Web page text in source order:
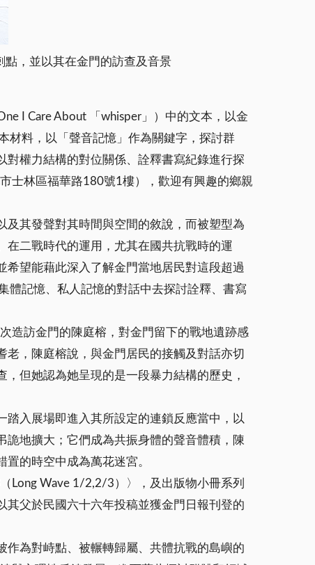
點，並以其在金門的訪查及音景
I Care About 「whisper」）中的文本，以金
材料，以「聲音記憶」作為關鍵字，探討群
權力結構的對位關係、詮釋書寫紀錄進行探
士林區福華路180號1樓），歡迎有興趣的鄉親
及其發聲對其時間與空間的敘說，而被塑型為
二戰時代的運用，尤其在國共抗戰時的運
望能藉此深入了解金門當地居民對這段超過
體記憶、私人記憶的對話中去探討詮釋、書寫
造訪金門的陳庭榕，對金門留下的戰地遺跡感
，陳庭榕說，與金門居民的接觸及對話亦切
但她認為她呈現的是一段暴力結構的歷史，
入展場即進入其所設定的連鎖反應當中，以
地擴大；它們成為共振身體的聲音體積，陳
的時空中成為萬花迷宮。
Long Wave 1/2,2/3）〉，及出版物小冊系列
其父於民國六十六年投稿並獲金門日報刊登的
作為對峙點、被輾轉歸屬、共體抗戰的島嶼的